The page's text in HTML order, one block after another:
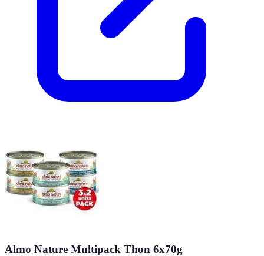
Almo Nature Multipack Thon 6x70g